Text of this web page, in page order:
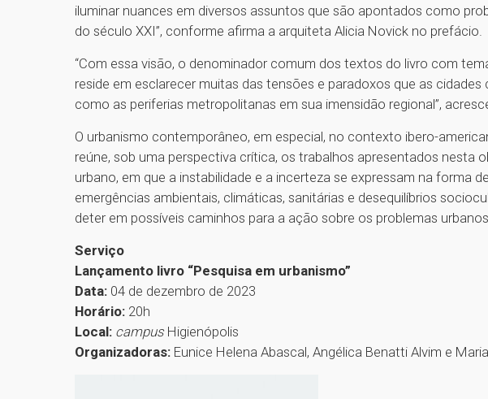
iluminar nuances em diversos assuntos que são apontados como
do século XXI”, conforme afirma a arquiteta Alicia Novick no prefácio.
“Com essa visão, o denominador comum dos textos do livro com
reside em esclarecer muitas das tensões e paradoxos que as
como as periferias metropolitanas em sua imensidão regional”,
O urbanismo contemporâneo, em especial, no contexto ibero-
reúne, sob uma perspectiva crítica, os trabalhos apresentados nesta
urbano, em que a instabilidade e a incerteza se expressam na forma
emergências ambientais, climáticas, sanitárias e desequilíbrios
deter em possíveis caminhos para a ação sobre os problemas
Serviço
Lançamento livro “Pesquisa em urbanismo”
Data: 04 de dezembro de 2023
Horário: 20h
Local: campus Higienópolis
Organizadoras: Eunice Helena Abascal, Angélica Benatti Alvim e